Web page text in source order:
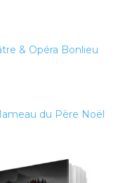
& Opéra Bonlieu
du Père Noël